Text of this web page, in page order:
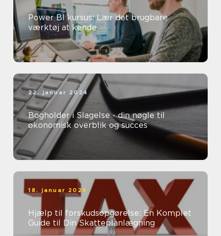
Power BI kursus: Lær det brugbare
værktøj at kende
22. januar 2024
Bogholder i Slagelse - din nøgle til
økonomisk overblik og succes
18. januar 2024
Hjælp til forskudsopgørelse: En Komplet
Guide til Din Skatteplanlægning